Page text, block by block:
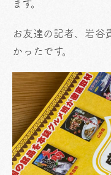
ます。
お友達の記者、岩谷
かったです。